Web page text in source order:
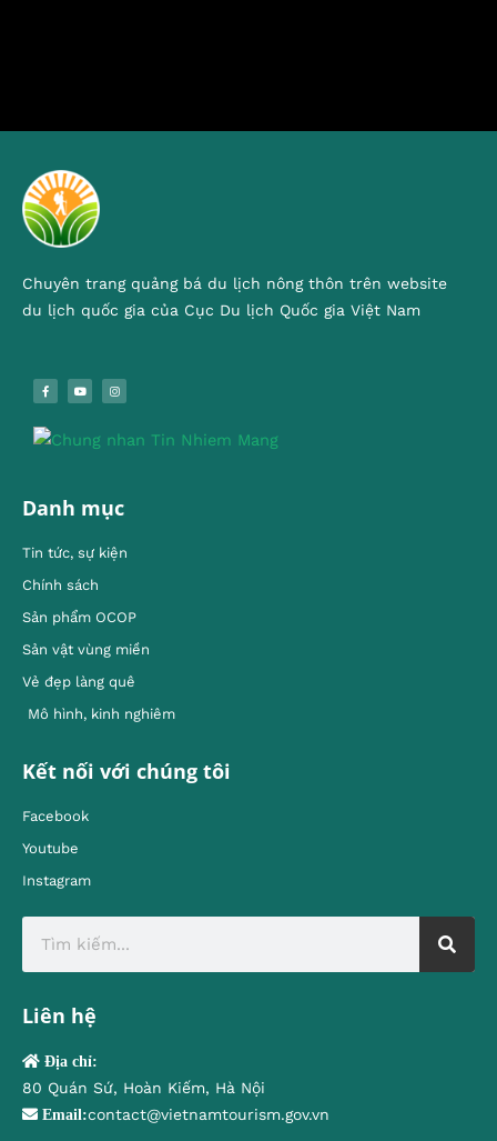
Chuyên trang quảng bá du lịch nông thôn trên website
du lịch quốc gia của Cục Du lịch Quốc gia Việt Nam
Danh mục
Tin tức, sự kiện
Chính sách
Sản phẩm OCOP
Sản vật vùng miền
Vẻ đẹp làng quê
Mô hình, kinh nghiêm
Kết nối với chúng tôi
Facebook
Youtube
Instagram
Liên hệ
Địa chỉ:
80 Quán Sứ, Hoàn Kiếm, Hà Nội
Email:contact@vietnamtourism.gov.vn